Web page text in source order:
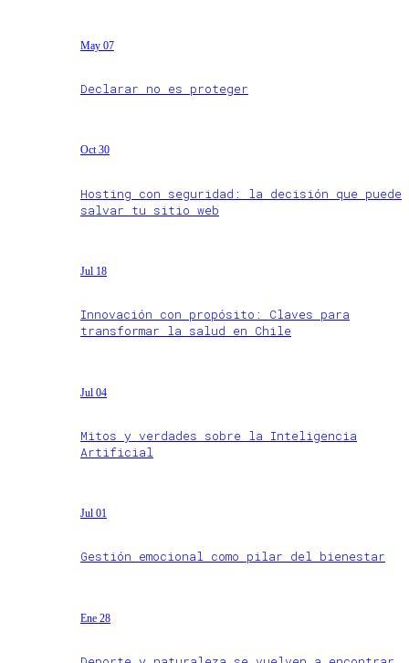
May 07
Declarar no es proteger
Oct 30
Hosting con seguridad: la decisión que puede
salvar tu sitio web
Jul 18
Innovación con propósito: Claves para
transformar la salud en Chile
Jul 04
Mitos y verdades sobre la Inteligencia
Artificial
Jul 01
Gestión emocional como pilar del bienestar
Ene 28